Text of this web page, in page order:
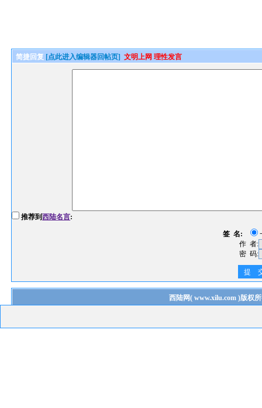
简捷回复 [点此进入编辑器回帖页] 文明上网 理性发言
推荐到西陆名言:
签 名:
作 者:
密 码:
提
西陆网( www.xilu.com)版权